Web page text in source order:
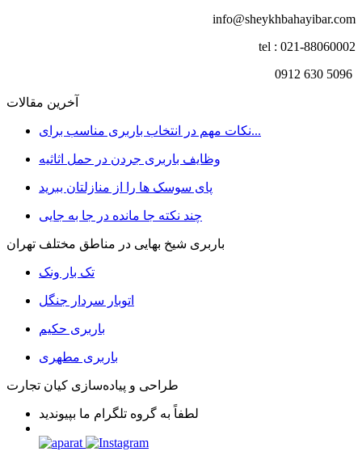
info@sheykhbahayibar.com
tel : 021-88060002
آخرین مقالات
نکات مهم در انتخاب باربری مناسب برای...
وظایف باربری جردن در حمل اثاثیه
پای سوسک ها را از منازلتان ببرید
چند نکته جا مانده در جا به جایی
باربری شیخ بهایی در مناطق مختلف تهران
تک بار ونک
اتوبار سردار جنگل
باربری حکیم
باربری مطهری
طراحی و پیاده‌سازی کیان تجارت
لطفاً به گروه تلگرام ما بپیوندید